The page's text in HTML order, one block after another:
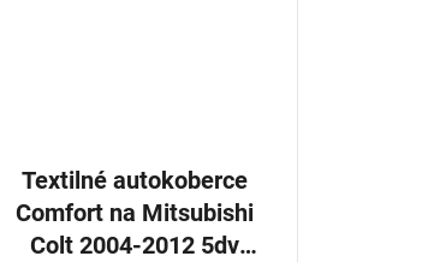
Textilné autokoberce
Comfort na Mitsubishi
Colt 2004-2012 5dv